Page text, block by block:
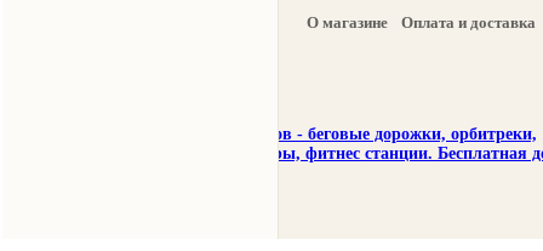
О магазине Оплата и доставка